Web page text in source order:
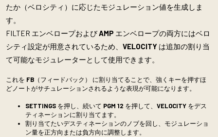
たか（ベロシティ）に応じたモジュレーション値を生成しま
す。
FILTER エンベロープおよびAMP エンベロープの両方にはベロ
シティ設定が用意されているため、 VELOCITY は追加の割り当
て可能なモジュレーターとして使用できます。
これを FB （フィードバック） に割り当てることで、強くキーを押すほ
どノートがサチュレーションされるような表現が可能になります。
SETTINGS を押し、続いて PGM 12 を押して、 VELOCITY をデス
ティネーションに割り当てます。
割り当てたいデスティネーションのノブを回し、モジュレーショ
ン量を正方向または負方向に調整します。